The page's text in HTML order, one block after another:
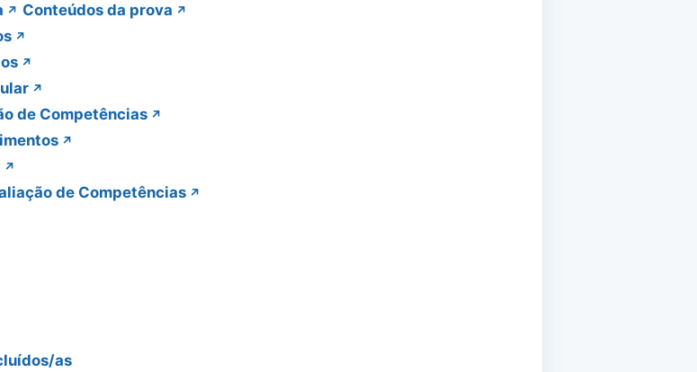
Conteúdos da prova
de Competências
de Competências
as